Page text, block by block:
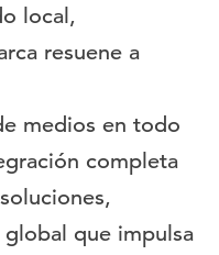
local,
resuene a
medios en todo
completa
que impulsa